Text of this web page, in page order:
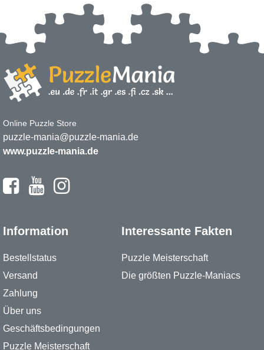
Online Puzzle Store
puzzle-mania@puzzle-mania.de
www.puzzle-mania.de
Information
Bestellstatus
Versand
Zahlung
Über uns
Geschäftsbedingungen
Puzzle Meisterschaft
Interessante Fakten
Puzzle Meisterschaft
Die größten Puzzle-Maniacs